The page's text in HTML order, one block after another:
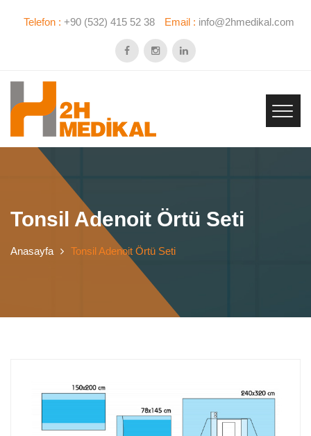
Telefon : +90 (532) 415 52 38 Email : info@2hmedikal.com
Tonsil Adenoit Örtü Seti
Anasayfa Tonsil Adenoit Örtü Seti